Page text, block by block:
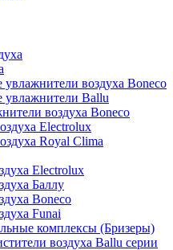
увлажнители воздуха Boneco
увлажнители Ballu
воздуха Boneco
Electrolux
Royal Clima
Electrolux
Баллу
Boneco
Funai
комплексы (Бризеры)
воздуха Ballu серии